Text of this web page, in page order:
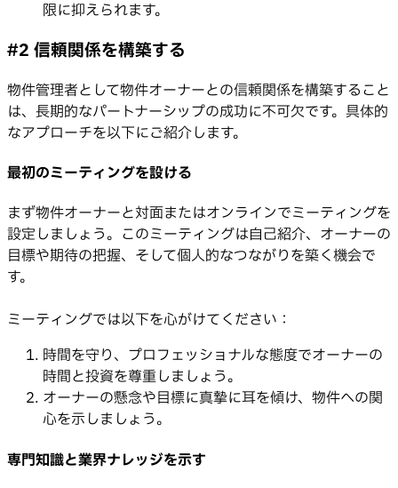
限に抑えられます。
#2 信頼関係を構築する
物件管理者として物件オーナーとの信頼関係を構築すること
は、長期的なパートナーシップの成功に不可欠です。具体的
なアプローチを以下にご紹介します。
最初のミーティングを設ける
まず物件オーナーと対面またはオンラインでミーティングを
設定しましょう。このミーティングは自己紹介、オーナーの
目標や期待の把握、そして個人的なつながりを築く機会で
す。
ミーティングでは以下を心がけてください：
時間を守り、プロフェッショナルな態度でオーナーの
時間と投資を尊重しましょう。
オーナーの懸念や目標に真摯に耳を傾け、物件への関
心を示しましょう。
専門知識と業界ナレッジを示す